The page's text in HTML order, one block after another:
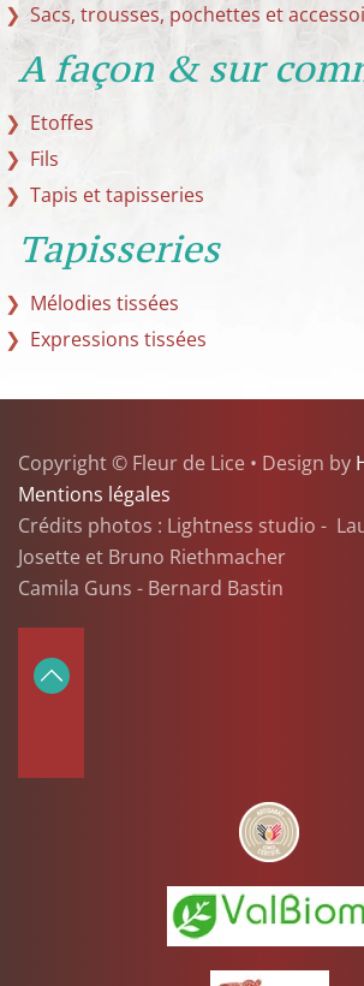
Sacs, trousses, pochettes et
A façon & sur
Etoffes
Fils
Tapis et tapisseries
Tapisseries
Mélodies tissées
Expressions tissées
Copyright © Fleur de Lice • Design by
Mentions légales
Crédits photos : Lightness studio -
Josette et Bruno Riethmacher
Camila Guns - Bernard Bastin